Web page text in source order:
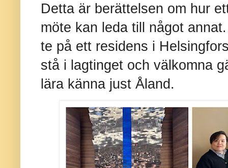
Detta är berättelsen om hur
möte kan leda till något
te på ett residens i
stå i lagtinget och välkomna
lära känna just Åland.